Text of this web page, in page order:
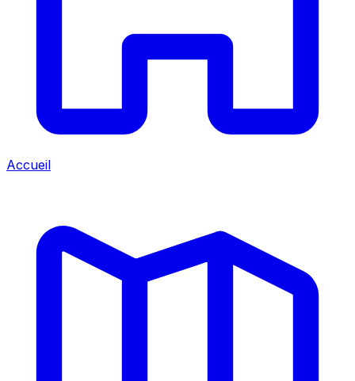
Accueil